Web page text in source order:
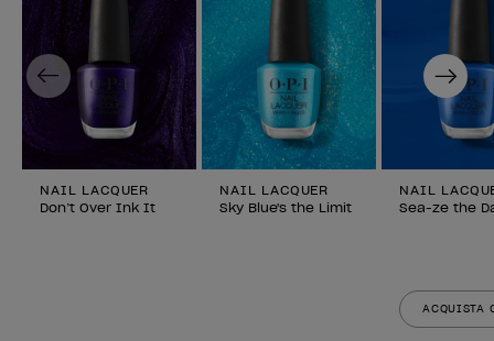
NAIL LACQUER
Don’t Over Ink It
NAIL LACQUER
Sky Blue's the Limit
NAIL
Sea-ze the
ACQUISTA
Previous Next